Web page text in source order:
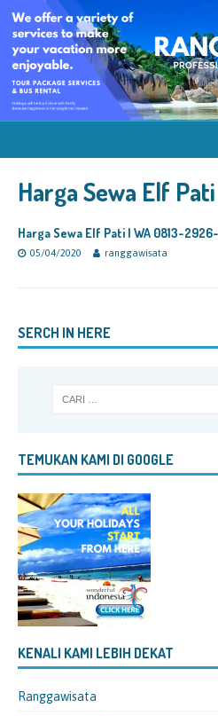
Harga Sewa Elf Pati
Harga Sewa Elf Pati | WA 0813-
05/04/2020 ranggawisata
SERCH IN HERE
TEMUKAN KAMI DI GOOGLE
KENALI KAMI LEBIH DEKAT
Ranggawisata